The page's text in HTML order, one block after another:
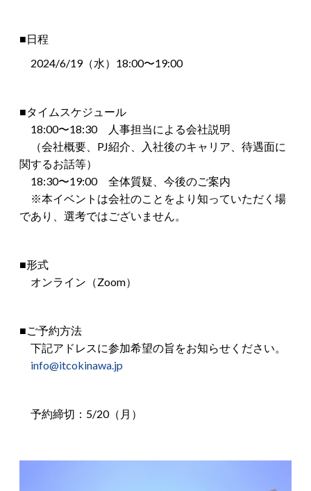
■日程
2024/6/19（水）18:00〜19:00
■タイムスケジュール
18:00〜18:30 人事担当による会社説明
（会社概要、PJ紹介、入社後のキャリア、待遇面に
関するお話等）
18:30〜19:00 全体質疑、今後のご案内
※本イベントは会社のことをより知っていただく場
であり、選考ではございません。
■形式
オンライン（Zoom）
■ご予約方法
下記アドレスに参加希望の旨をお知らせください。
info@itcokinawa.jp
予約締切：5/20（月）